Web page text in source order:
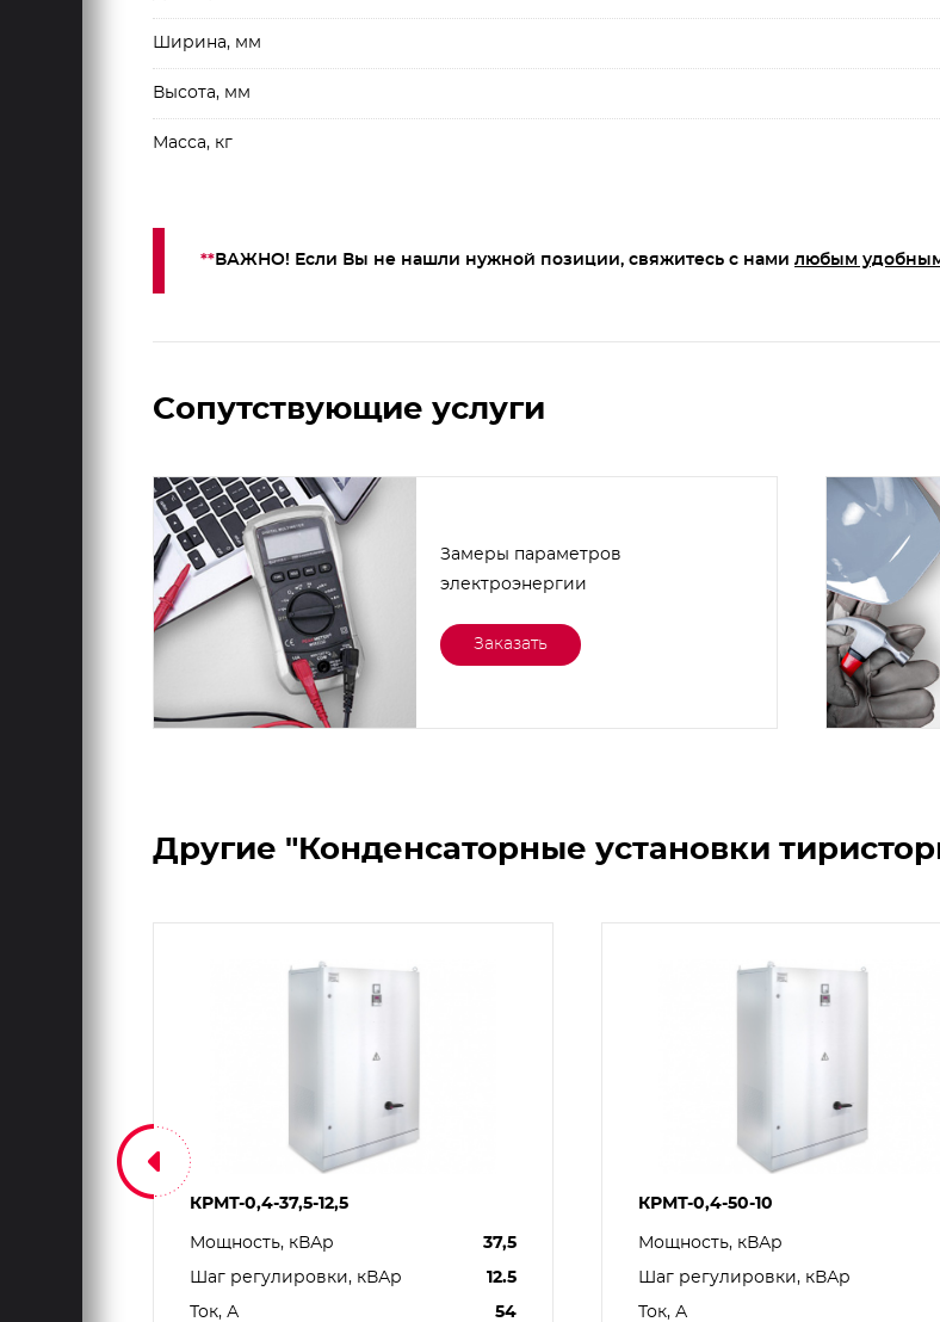
Ширина, мм
Высота, мм
Масса, кг
** ВАЖНО! Если Вы не нашли нужной позиции, свяжитесь с нами любым
Сопутствующие услуги
Замеры параметров
электроэнергии
Заказать
Другие "Конденсаторные установки
КРМТ-0,4-37,5-12,5
Мощность, кВАр 37,5
Шаг регулировки, кВАр 12.5
Ток, А 54
КРМТ-0,4-50-10
Мощность, кВАр
Шаг регулировки, кВАр
Ток, А